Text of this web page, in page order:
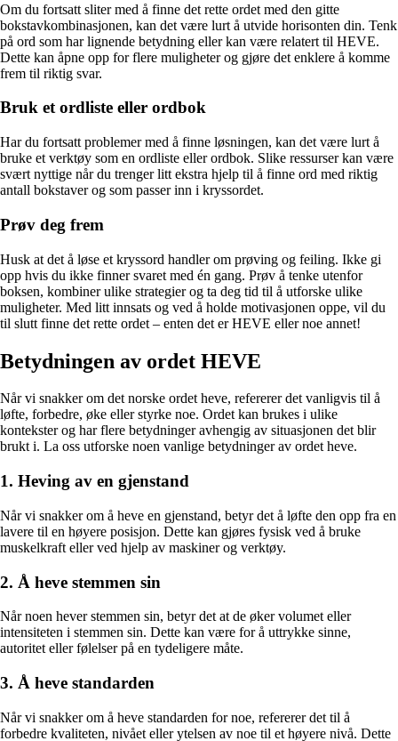
Om du fortsatt sliter med å finne det rette ordet med den gitte
bokstavkombinasjonen, kan det være lurt å utvide horisonten din. Tenk
på ord som har lignende betydning eller kan være relatert til HEVE.
Dette kan åpne opp for flere muligheter og gjøre det enklere å komme
frem til riktig svar.
Bruk et ordliste eller ordbok
Har du fortsatt problemer med å finne løsningen, kan det være lurt å
bruke et verktøy som en ordliste eller ordbok. Slike ressurser kan være
svært nyttige når du trenger litt ekstra hjelp til å finne ord med riktig
antall bokstaver og som passer inn i kryssordet.
Prøv deg frem
Husk at det å løse et kryssord handler om prøving og feiling. Ikke gi
opp hvis du ikke finner svaret med én gang. Prøv å tenke utenfor
boksen, kombiner ulike strategier og ta deg tid til å utforske ulike
muligheter. Med litt innsats og ved å holde motivasjonen oppe, vil du
til slutt finne det rette ordet – enten det er HEVE eller noe annet!
Betydningen av ordet HEVE
Når vi snakker om det norske ordet heve, refererer det vanligvis til å
løfte, forbedre, øke eller styrke noe. Ordet kan brukes i ulike
kontekster og har flere betydninger avhengig av situasjonen det blir
brukt i. La oss utforske noen vanlige betydninger av ordet heve.
1. Heving av en gjenstand
Når vi snakker om å heve en gjenstand, betyr det å løfte den opp fra en
lavere til en høyere posisjon. Dette kan gjøres fysisk ved å bruke
muskelkraft eller ved hjelp av maskiner og verktøy.
2. Å heve stemmen sin
Når noen hever stemmen sin, betyr det at de øker volumet eller
intensiteten i stemmen sin. Dette kan være for å uttrykke sinne,
autoritet eller følelser på en tydeligere måte.
3. Å heve standarden
Når vi snakker om å heve standarden for noe, refererer det til å
forbedre kvaliteten, nivået eller ytelsen av noe til et høyere nivå. Dette